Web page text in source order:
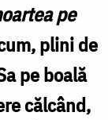
pe
plini de
pe boală
călcând,